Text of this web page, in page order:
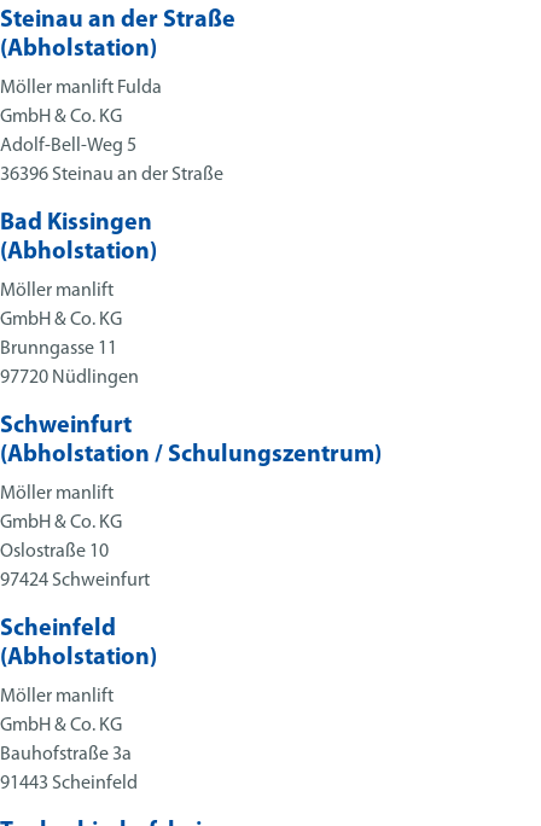
Steinau an der Straße
(Abhol­station)
Möller manlift Fulda
GmbH & Co. KG
Adolf-Bell-Weg 5
36396 Steinau an der Straße
Bad Kissingen
(Abholstation)
Möller manlift
GmbH & Co. KG
Brunngasse 11
97720 Nüdlingen
Schweinfurt
(Abhol­station / Schulungs­zentrum)
Möller manlift
GmbH & Co. KG
Oslostraße 10
97424 Schweinfurt
Scheinfeld
(Abhol­station)
Möller manlift
GmbH & Co. KG
Bauhofstraße 3a
91443 Scheinfeld